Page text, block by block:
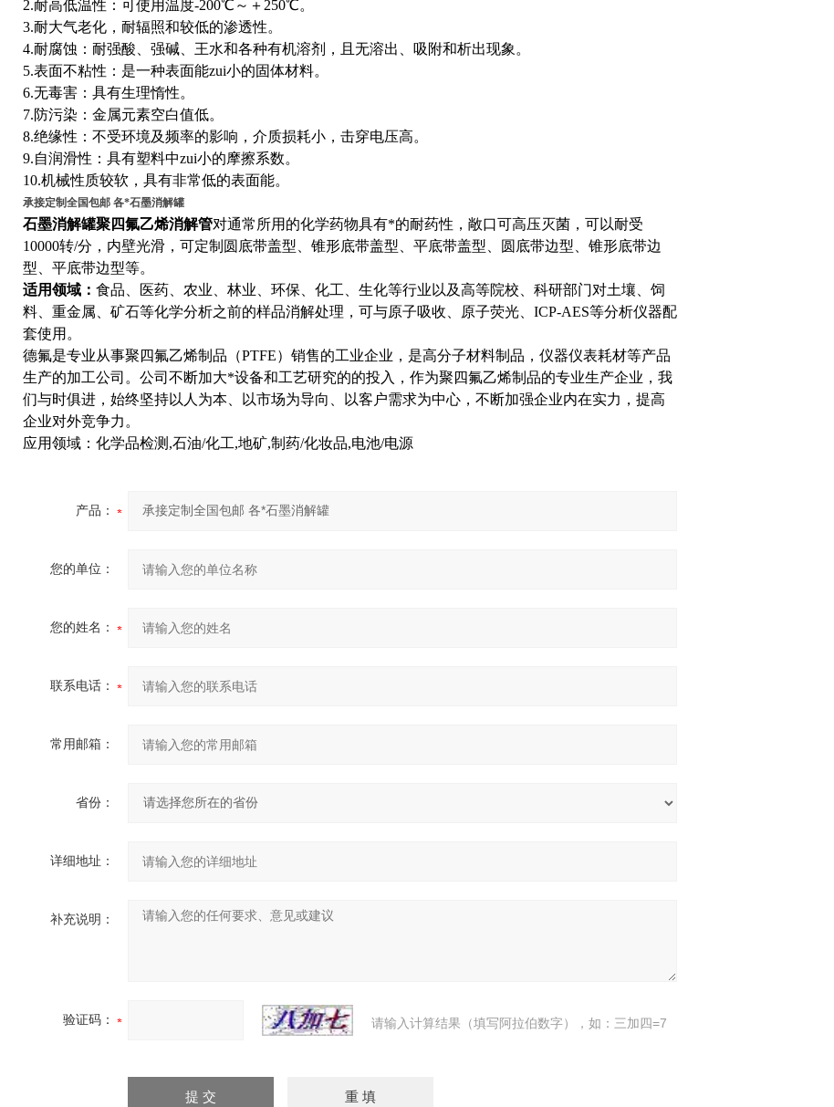
2.耐高低温性：可使用温度-200℃～＋250℃。
3.耐大气老化，耐辐照和较低的渗透性。
4.耐腐蚀：耐强酸、强碱、王水和各种有机溶剂，且无溶出、吸附和析出现象。
5.表面不粘性：是一种表面能zui小的固体材料。
6.无毒害：具有生理惰性。
7.防污染：金属元素空白值低。
8.绝缘性：不受环境及频率的影响，介质损耗小，击穿电压高。
9.自润滑性：具有塑料中zui小的摩擦系数。
10.机械性质较软，具有非常低的表面能。
承接定制全国包邮 各*石墨消解罐
石墨消解罐聚四氟乙烯消解管对通常所用的化学药物具有*的耐药性，敞口可高压灭菌，可以耐受
10000转/分，内壁光滑，可定制圆底带盖型、锥形底带盖型、平底带盖型、圆底带边型、锥形底带边
型、平底带边型等。
适用领域： 食品、医药、农业、林业、环保、化工、生化等行业以及高等院校、科研部门对土壤、饲
料、重金属、矿石等化学分析之前的样品消解处理，可与原子吸收、原子荧光、ICP-AES等分析仪器配
套使用。
德氟是专业从事聚四氟乙烯制品（PTFE）销售的工业企业，是高分子材料制品，仪器仪表耗材等产品
生产的加工公司。公司不断加大*设备和工艺研究的的投入，作为聚四氟乙烯制品的专业生产企业，我
们与时俱进，始终坚持以人为本、以市场为导向、以客户需求为中心，不断加强企业内在实力，提高
企业对外竞争力。
应用领域：化学品检测,石油/化工,地矿,制药/化妆品,电池/电源
产品：
您的单位：
您的姓名：
联系电话：
常用邮箱：
省份：
详细地址：
补充说明：
验证码： 请输入计算结果（填写阿拉伯数字），如：三加四=7